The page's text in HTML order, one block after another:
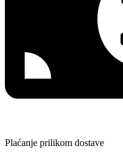
Plaćanje prilikom dostave